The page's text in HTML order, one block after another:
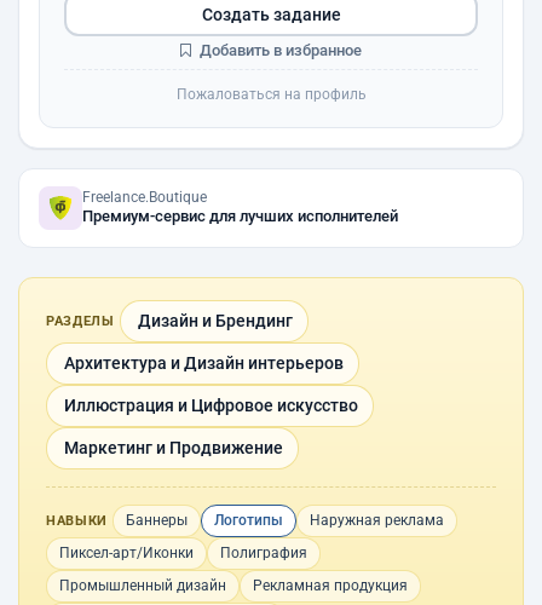
Создать задание
Добавить в избранное
Пожаловаться на профиль
Freelance.Boutique
Премиум-сервис для лучших исполнителей
РАЗДЕЛЫ Дизайн и Брендинг
Архитектура и Дизайн интерьеров
Иллюстрация и Цифровое искусство
Маркетинг и Продвижение
НАВЫКИ Баннеры Логотипы
Наружная реклама
Пиксел-арт/Иконки
Полиграфия
Промышленный дизайн
Рекламная продукция